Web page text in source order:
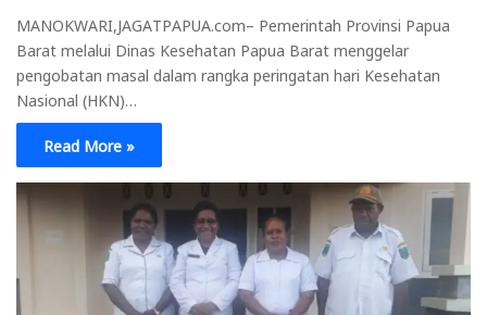
MANOKWARI,JAGATPAPUA.com– Pemerintah Provinsi Papua
Barat melalui Dinas Kesehatan Papua Barat menggelar
pengobatan masal dalam rangka peringatan hari Kesehatan
Nasional (HKN)…
Read More »